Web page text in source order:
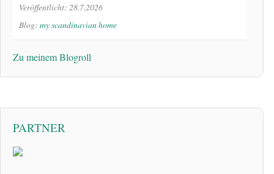
Veröffentlicht: 28.7.2026
Blog: my scandinavian home
Zu meinem Blogroll
PARTNER